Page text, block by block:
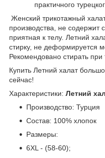
практичного
Женский трикотажный
производства, не содержит
приятная к телу. Летний
стирку, не деформируется
Рекомендовано стирать
Купить Летний халат
сейчас!
Характеристики: Летний
Производство: Турция
Состав: 100% хлопок
Размеры:
6XL - (58-60);